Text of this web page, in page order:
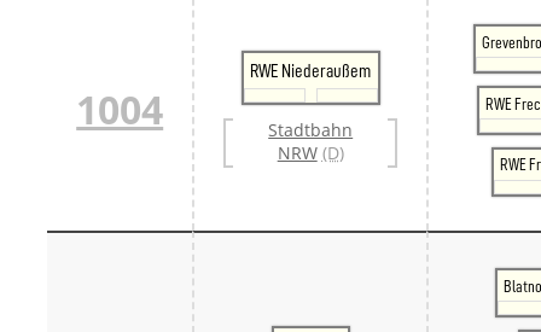
1004
RWE Niederaußem
Stadtbahn
NRW (D)
RWE
RWE